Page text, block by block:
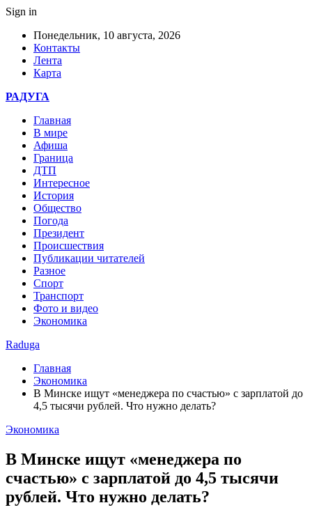
Sign in
Понедельник, 10 августа, 2026
Контакты
Лента
Карта
РАДУГА
Главная
В мире
Афиша
Граница
ДТП
Интересное
История
Общество
Погода
Президент
Происшествия
Публикации читателей
Разное
Спорт
Транспорт
Фото и видео
Экономика
Raduga
Главная
Экономика
В Минске ищут «менеджера по счастью» с зарплатой до
4,5 тысячи рублей. Что нужно делать?
Экономика
В Минске ищут «менеджера по
счастью» с зарплатой до 4,5 тысячи
рублей. Что нужно делать?